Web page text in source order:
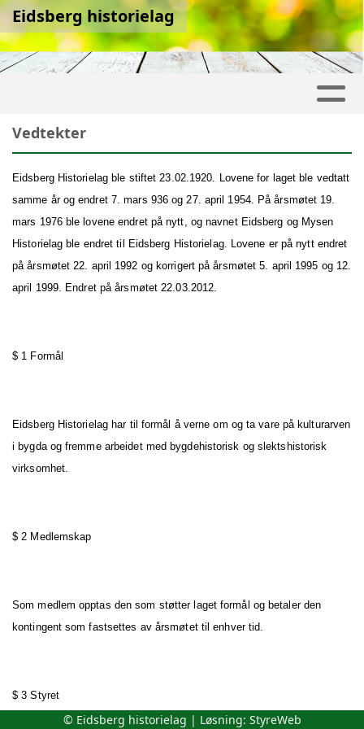
Eidsberg historielag
Vedtekter
Eidsberg Historielag ble stiftet 23.02.1920. Lovene for laget ble vedtatt
samme år og endret 7. mars 936 og 27. april 1954. På årsmøtet 19.
mars 1976 ble lovene endret på nytt, og navnet Eidsberg og Mysen
Historielag ble endret til Eidsberg Historielag. Lovene er på nytt endret
på årsmøtet 22. april 1992 og korrigert på årsmøtet 5. april 1995 og 12.
april 1999. Endret på årsmøtet 22.03.2012.
$ 1 Formål
Eidsberg Historielag har til formål å verne om og ta vare på kulturarven
i bygda og fremme arbeidet med bygdehistorisk og slektshistorisk
virksomhet.
$ 2 Medlemskap
Som medlem opptas den som støtter laget formål og betaler den
kontingent som fastsettes av årsmøtet til enhver tid.
$ 3 Styret
© Eidsberg historielag | Løsning: StyreWeb